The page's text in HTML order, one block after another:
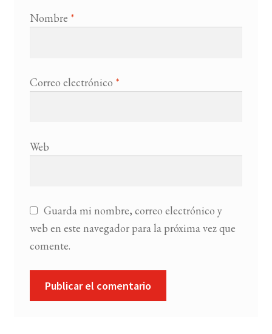
Nombre *
Correo electrónico *
Web
Guarda mi nombre, correo electrónico y
web en este navegador para la próxima vez que
comente.